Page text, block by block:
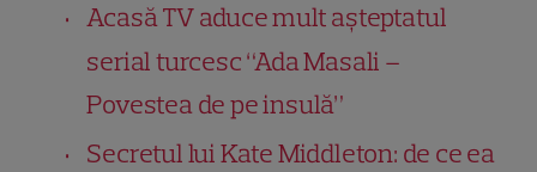
Acasă TV aduce mult așteptatul
serial turcesc “Ada Masali –
Povestea de pe insulă”
Secretul lui Kate Middleton: de ce ea